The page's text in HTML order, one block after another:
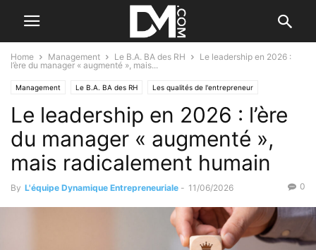
Home Management Le B.A. BA des RH
Le leadership en 2026 :
l’ère du manager « augmenté », mais...
Management Le B.A. BA des RH Les qualités de l'entrepreneur
Tendance Les tendances
Le leadership en 2026 : l’ère
du manager « augmenté »,
mais radicalement humain
By L'équipe Dynamique Entrepreneuriale - 11/06/2026 0